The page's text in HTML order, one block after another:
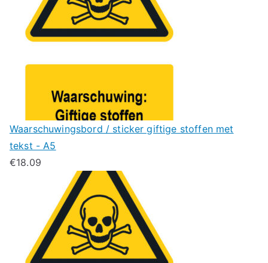
Waarschuwingsbord / sticker giftige stoffen met
tekst - A5
€18.09